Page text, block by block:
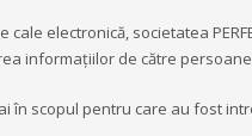
electronică, societatea
informațiilor de către
în scopul pentru care au fost